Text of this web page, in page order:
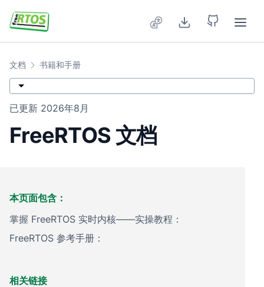
文档 书籍和手册
已更新 2026年8月
FreeRTOS 文档
本页面包含：
掌握 FreeRTOS 实时内核——实操教程：
FreeRTOS 参考手册：
相关链接